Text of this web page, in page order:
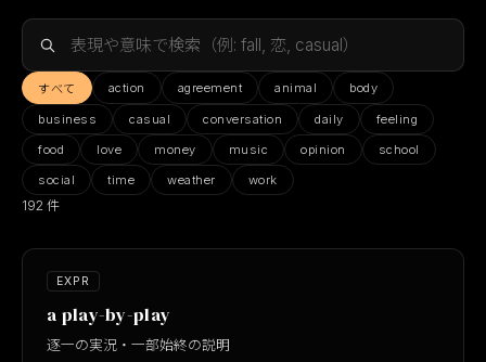
すべて action agreement animal body
business casual conversation daily
feeling
food
love money music opinion
school
social
time weather work
192 件
EXPR
a play-by-play
逐一の実況・一部始終の説明